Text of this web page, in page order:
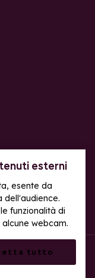
esterni
esente da
dell'audience.
funzionalità di
webcam.
tutto